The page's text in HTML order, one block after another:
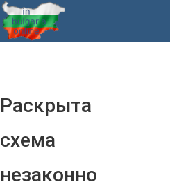
Раскрыта
схема
незаконно